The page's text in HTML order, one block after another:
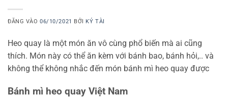
ĐĂNG VÀO06/10/2021 BỞI KÝ TÀI
Heo quay là một món ăn vô cùng phổ biến mà ai cũng
thích. Món này có thể ăn kèm với bánh bao, bánh hỏi,.. và
không thể không nhắc đến món bánh mì heo quay được
Bánh mì heo quay Việt Nam